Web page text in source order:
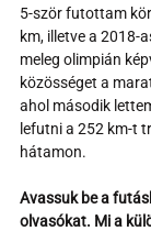
5-ször futottam
km, illetve a 2018-
meleg olimpián
közösséget a
ahol második
lefutni a 252 km-t
hátamon.
Avassuk be a
olvasókat. Mi a